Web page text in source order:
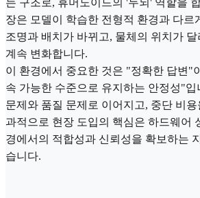
는 구조로, 휴머노이드의 '두뇌' 역할을
장은 모델이 학습한 전형적 환경과 다르
조명과 배치가 바뀌고, 물체의 위치가 달
계속 변화합니다.
이 환경에서 중요한 것은 "정확한 답변"
속 가능한 수준으로 유지하는 안정성"입
문제와 품질 문제로 이어지고, 중단 비
과적으로 현장 도입의 핵심은 하드웨어
경에서의 적합성과 신뢰성을 확보하는
습니다.